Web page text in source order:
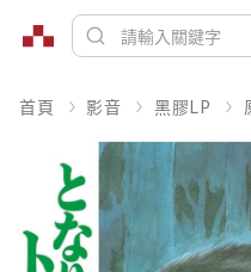
首頁 影音 黑膠LP